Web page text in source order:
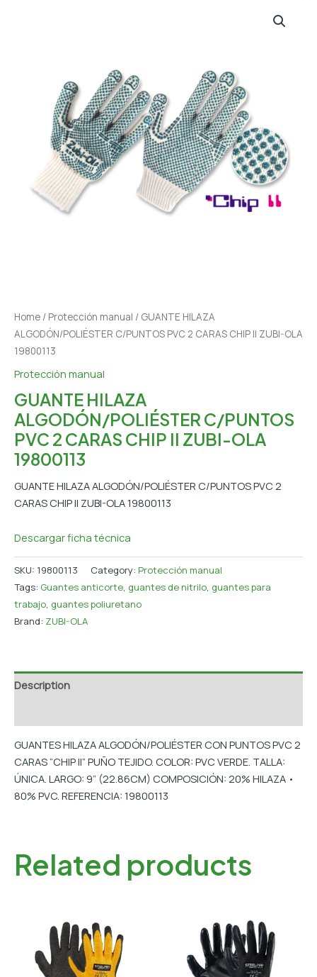
Home / Protección manual / GUANTE HILAZA
ALGODÓN/POLIÉSTER C/PUNTOS PVC 2 CARAS CHIP II ZUBI-OLA
19800113
Protección manual
GUANTE HILAZA
ALGODÓN/POLIÉSTER C/PUNTOS
PVC 2 CARAS CHIP II ZUBI-OLA
19800113
GUANTE HILAZA ALGODÓN/POLIÉSTER C/PUNTOS PVC 2
CARAS CHIP II ZUBI-OLA 19800113
Descargar ficha técnica
SKU: 19800113 Category: Protección manual
Tags: Guantes anticorte, guantes de nitrilo, guantes para
trabajo, guantes poliuretano
Brand: ZUBI-OLA
Description
GUANTES HILAZA ALGODÓN/POLIÉSTER CON PUNTOS PVC 2
CARAS “CHIP II” PUÑO TEJIDO. COLOR: PVC VERDE. TALLA:
ÚNICA. LARGO: 9” (22.86CM) COMPOSICIÓN: 20% HILAZA •
80% PVC. REFERENCIA: 19800113
Related products